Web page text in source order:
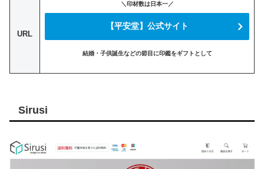
URL
＼印材数は日本一／
【平安堂】公式サイト
結婚・子供誕生などの節目に印鑑をギフトとして
Sirusi